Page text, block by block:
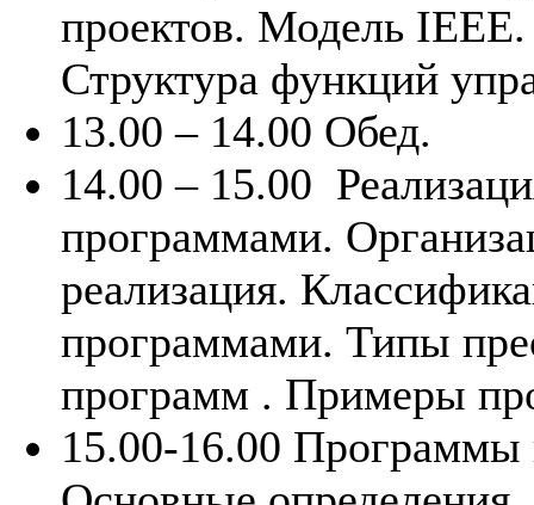
проектов. Модель
Структура функций
13.00 – 14.00 Обед.
14.00 – 15.00
программами.
реализация.
программами. Типы
программ . Примеры
15.00-16.00 Программы